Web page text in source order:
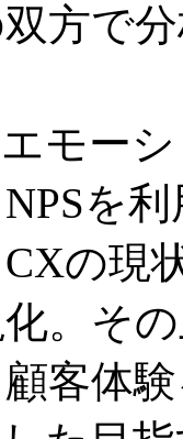
方で
モー
を
の現
。そ
客体